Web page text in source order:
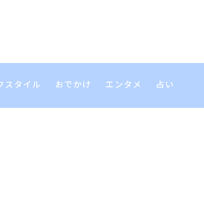
スタイル おでかけ エンタメ 占い